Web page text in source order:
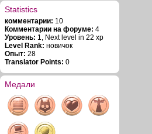
Statistics
комментарии: 10
Комментарии на форуме: 4
Уровень: 1, Next level in 22 xp
Level Rank: новичок
Опыт: 28
Translator Points: 0
Медали